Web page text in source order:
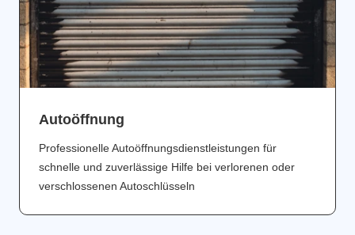
Аutoöffnung
Professionelle Autoöffnungsdienstleistungen für
schnelle und zuverlässige Hilfe bei verlorenen oder
verschlossenen Autoschlüsseln